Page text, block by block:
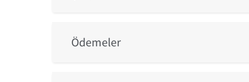
Ödemeler